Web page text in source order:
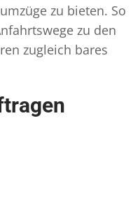
zu bieten. So
zu den
zugleich bares